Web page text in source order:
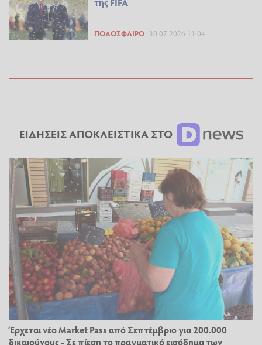
ΠΟΔΌΣΦΑΙΡΟ 30.07.2026 11:04
ΕΙΔΗΣΕΙΣ ΑΠΟΚΛΕΙΣΤΙΚΑ ΣΤΟ
Έρχεται νέο Market Pass από Σεπτέμβριο για 200.000
δικαιούχους - Σε πίεση το πραγματικό εισόδημα των